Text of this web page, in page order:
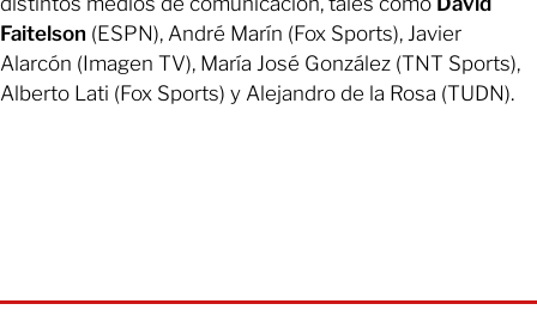
Faitelson (ESPN), André Marín (Fox Sports), Javier
Alarcón (Imagen TV), María José González (TNT Sports),
Alberto Lati (Fox Sports) y Alejandro de la Rosa (TUDN).